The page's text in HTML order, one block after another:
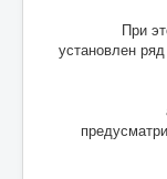
При
установлен